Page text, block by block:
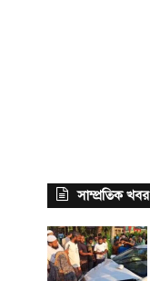
সাম্প্রতিক খবর